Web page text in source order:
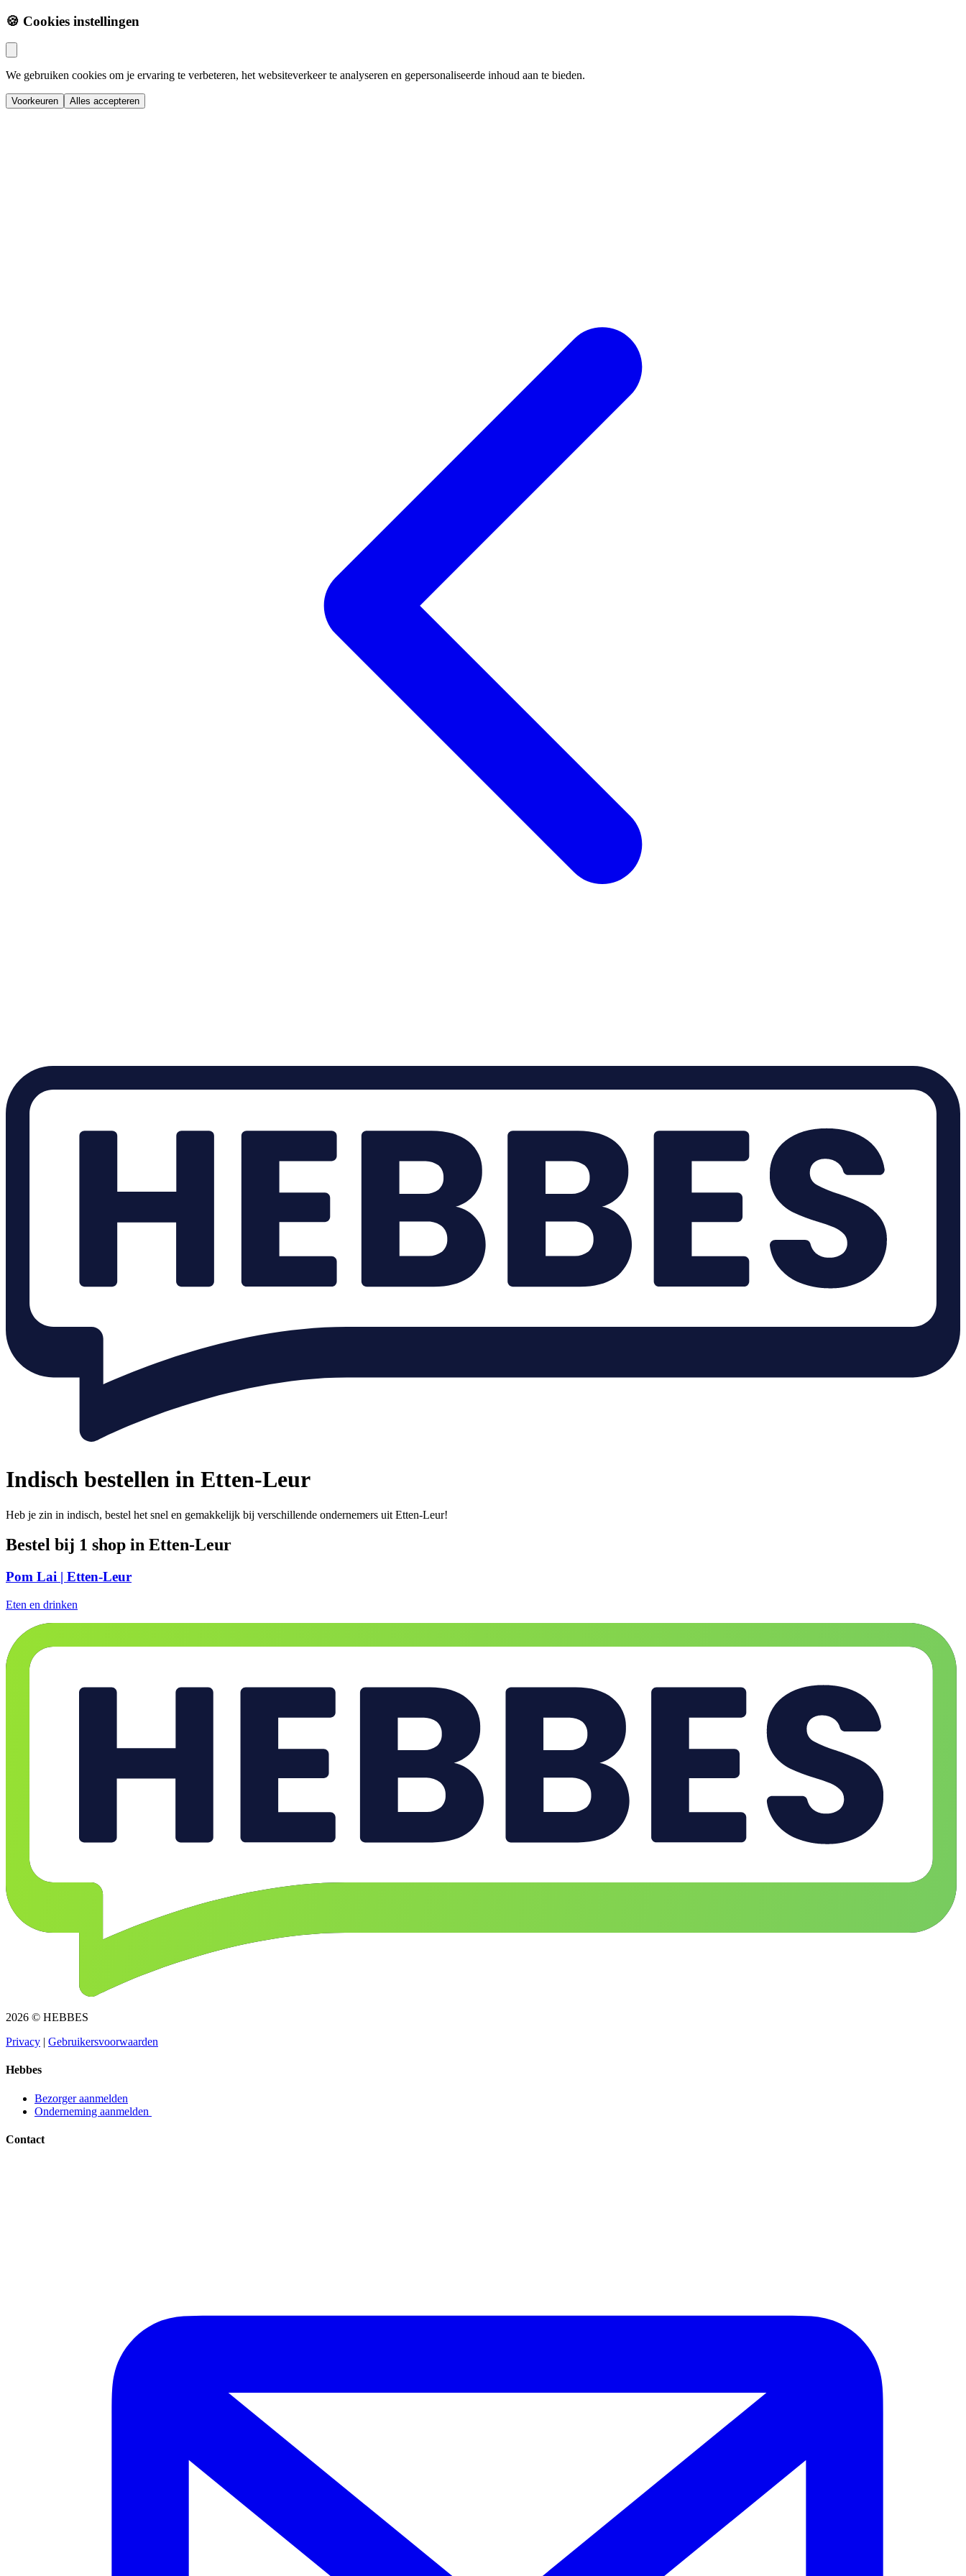
🍪 Cookies instellingen
We gebruiken cookies om je ervaring te verbeteren, het websiteverkeer te analyseren en gepersonaliseerde inhoud aan te bieden.
Voorkeuren Alles accepteren
Indisch bestellen in Etten-Leur
Heb je zin in indisch, bestel het snel en gemakkelijk bij verschillende ondernemers uit Etten-Leur!
Bestel bij 1 shop in Etten-Leur
Pom Lai | Etten-Leur
Eten en drinken
2026 © HEBBES
Privacy​​​​‌ ‍ ​‍​‍‌‍ ‌ ​‍‌‍‍‌‌‍‌ ‌‍‍‌‌‍ ‍​‍​‍​ ‍‍​‍​‍‌ ​ ‌‍​‌‌‍ ‍‌‍‍‌‌ ‌​‌ ‍‌​‍ ‍‌‍‍‌‌‍ ​‍​‍​‍ ​​‍​‍‌‍‍​‌ ​‍‌‍‌‌‌‍‌‍​‍​‍​ ‍‍​‍​‍‌‍‍​‌ ‌​‌ ‌​‌ ​​​ ‍‍​‍ ​‍ ‌‍ ​‌‍ ‌‍​ ‌‍​‌‌‍ ​‌‍‍​‌‍ ‌ ​ ‌ ‌​​ ‍‍​ ​ ​ ​ ​ ​ ​ ​ ​‍ ‌‍‍‌‌‍ ‍‌ ‌​‌‍‌‌‌‍ ‍‌ ‌​​‍ ‌‍‌‌‌‍‌​‌‍‍‌‌ ‌​​‍ ‌‍ ‌‌‍ ‌‍‌​‌‍‌‌​ ‌‌ ​​‌ ​‍‌‍‌‌‌ ​ ‌‍‌‌‌‍ ‍‌ ‌​‌‍​‌‌ ‌​‌‍‍‌‌‍ ‌‍ ‍​ ‍ ‌‍‍‌‌‍‌​​ ‌‌‍‌ ‌‍ ​‌‍ ‌‍​‍‌‍​‌‌‍ ​​ ‍ ‌ ‌​‌ ‍‌‌ ​​‌‍‌‌​ ‌‌‍‌ ‌‍ ​‌‍ ‌‍​‍‌‍​‌‌‍ ​​ ‍ ‌ ​​‌‍​‌‌ ‌​‌‍‍​​ ‌‌‍‌‍‌‍ ‌‍ ‌ ‌​‌‍‌‌‌ ​‍​‍ ‍‌‍ ​‌‍‌‌‌‍‌ ‌‍​‌‌‍ ​​‍‌‌​ ‌‌‌​​‍‌‌ ‌‍‍ ‌‍‌‌‌ ‍‌​‍‌‌​ ​ ‌​‌​​‍‌‌​ ​ ‌​‌​​‍‌‌​ ​‍​ ​‍​ ​‌​ ‍​‌‍‌‌​ ‌‍‌‍‌​‌‍‌‌‌‍‌‌​ ‌‍​ ​ ​ ‍‌​ ‌‌​ ‌​​‍‌‌​ ​‍​ ​‍​‍‌‌​ ‌‌‌​‌​​‍ ‍‌‍ ​‌‍​‌‌‍​‍‌‍‌‌‌‍ ​​ ‌‍​‍‌‍​‌‌ ​ ‌‍‌‌‌‌‌‌‌ ​‍‌‍ ​​ ‌‌‍‍​‌ ‌​‌ ‌​‌ ​​​‍‌‌​ ​ ‌​​‌​‍‌‌​ ​‍‌​‌‍​‍‌‌​ ​‍‌​‌‍‌‍ ​‌‍ ‌‍​ ‌‍​‌‌‍ ​‌‍‍​‌‍ ‌ ​ ‌ ‌​​‍‌‌​ ​ ‌​​‌​ ​ ​ ​ ​ ​ ​ ​ ​‍‌‍‌‍‍‌‌‍‌​​ ‌‌‍‌ ‌‍ ​‌‍ ‌‍​‍‌‍​‌‌‍ ​​‍‌‍‌ ‌​‌ ‍‌‌ ​​‌‍‌‌​ ‌‌‍‌ ‌‍ ​‌‍ ‌‍​‍‌‍​‌‌‍ ​​‍‌‍‌ ​​‌‍​‌‌ ‌​‌‍‍​​ ‌‌‍‌‍‌‍ ‌‍ ‌ ‌​‌‍‌‌‌ ​‍​‍ ‍‌‍ ​‌‍‌‌‌‍‌ ‌‍​‌‌‍ ​​‍‌‌​ ‌‌‌​​‍‌‌ ‌‍‍ ‌‍‌‌‌ ‍‌​‍‌‌​ ​ ‌​‌​​‍‌‌​ ​ ‌​‌​​‍‌‌​ ​‍​ ​‍​ ​‌​ ‍​‌‍‌‌​ ‌‍‌‍‌​‌‍‌‌‌‍‌‌​ ‌‍​ ​ ​ ‍‌​ ‌‌​ ‌​​‍‌‌​ ​‍​ ​‍​‍‌‌​ ‌‌‌​‌​​‍ ‍‌‍ ​‌‍​‌‌‍​‍‌‍‌‌‌‍ ​​‍‌‍‌ ​​‌‍‌‌‌ ​‍‌ ​ ‌ ​​‌‍‌‌‌‍​ ‌ ‌​‌‍‍‌‌ ‌‍‌‍‌‌​ ‌‌ ​​‌ ‌‌‌‍​‍‌‍ ​‌‍‍‌‌ ​ ‌‍‍​‌‍‌‌‌‍‌​​‍​‍‌ ‌ | Gebruikersvoorwaarden​​​​‌ ‍ ​‍​‍‌‍ ‌ ​‍‌‍‍‌‌‍‌ ‌‍‍‌‌‍ ‍​‍​‍​ ‍‍​‍​‍‌ ​ ‌‍​‌‌‍ ‍‌‍‍‌‌ ‌​‌ ‍‌​‍ ‍‌‍‍‌‌‍ ​‍​‍​‍ ​​‍​‍‌‍‍​‌ ​‍‌‍‌‌‌‍‌‍​‍​‍​ ‍‍​‍​‍‌‍‍​‌ ‌​‌ ‌​‌ ​​​ ‍‍​‍ ​‍ ‌‍ ​‌‍ ‌‍​ ‌‍​‌‌‍ ​‌‍‍​‌‍ ‌ ​ ‌ ‌​​ ‍‍​ ​ ​ ​ ​ ​ ​ ​ ​‍ ‌‍‍‌‌‍ ‍‌ ‌​‌‍‌‌‌‍ ‍‌ ‌​​‍ ‌‍‌‌‌‍‌​‌‍‍‌‌ ‌​​‍ ‌‍ ‌‌‍ ‌‍‌​‌‍‌‌​ ‌‌ ​​‌ ​‍‌‍‌‌‌ ​ ‌‍‌‌‌‍ ‍‌ ‌​‌‍​‌‌ ‌​‌‍‍‌‌‍ ‌‍ ‍​ ‍ ‌‍‍‌‌‍‌​​ ‌‌‍‌ ‌‍ ​‌‍ ‌‍​‍‌‍​‌‌‍ ​​ ‍ ‌ ‌​‌ ‍‌‌ ​​‌‍‌‌​ ‌‌‍‌ ‌‍ ​‌‍ ‌‍​‍‌‍​‌‌‍ ​​ ‍ ‌ ​​‌‍​‌‌ ‌​‌‍‍​​ ‌‌‍‌‍‌‍ ‌‍ ‌ ‌​‌‍‌‌‌ ​‍​‍ ‍‌‍ ​‌‍‌‌‌‍‌ ‌‍​‌‌‍ ​​‍‌‌​ ‌‌‌​​‍‌‌ ‌‍‍ ‌‍‌‌‌ ‍‌​‍‌‌​ ​ ‌​‌​​‍‌‌​ ​ ‌​‌​​‍‌‌​ ​‍​ ​‍​ ​​‌‍​ ‌‍‌‍​ ‌‍​ ‌​‌‍‌​​ ​ ‌‍‌‌​ ​ ​ ​‌​ ‍‌​ ​‍​‍‌‌​ ​‍​ ​‍​‍‌‌​ ‌‌‌​‌​​‍ ‍‌‍ ​‌‍​‌‌‍​‍‌‍‌‌‌‍ ​​ ‌‍​‍‌‍​‌‌ ​ ‌‍‌‌‌‌‌‌‌ ​‍‌‍ ​​ ‌‌‍‍​‌ ‌​‌ ‌​‌ ​​​‍‌‌​ ​ ‌​​‌​‍‌‌​ ​‍‌​‌‍​‍‌‌​ ​‍‌​‌‍‌‍ ​‌‍ ‌‍​ ‌‍​‌‌‍ ​‌‍‍​‌‍ ‌ ​ ‌ ‌​​‍‌‌​ ​ ‌​​‌​ ​ ​ ​ ​ ​ ​ ​ ​‍‌‍‌‍‍‌‌‍‌​​ ‌‌‍‌ ‌‍ ​‌‍ ‌‍​‍‌‍​‌‌‍ ​​‍‌‍‌ ‌​‌ ‍‌‌ ​​‌‍‌‌​ ‌‌‍‌ ‌‍ ​‌‍ ‌‍​‍‌‍​‌‌‍ ​​‍‌‍‌ ​​‌‍​‌‌ ‌​‌‍‍​​ ‌‌‍‌‍‌‍ ‌‍ ‌ ‌​‌‍‌‌‌ ​‍​‍ ‍‌‍ ​‌‍‌‌‌‍‌ ‌‍​‌‌‍ ​​‍‌‌​ ‌‌‌​​‍‌‌ ‌‍‍ ‌‍‌‌‌ ‍‌​‍‌‌​ ​ ‌​‌​​‍‌‌​ ​ ‌​‌​​‍‌‌​ ​‍​ ​‍​ ​​‌‍​ ‌‍‌‍​ ‌‍​ ‌​‌‍‌​​ ​ ‌‍‌‌​ ​ ​ ​‌​ ‍‌​ ​‍​‍‌‌​ ​‍​ ​‍​‍‌‌​ ‌‌‌​‌​​‍ ‍‌‍ ​‌‍​‌‌‍​‍‌‍‌‌‌‍ ​​‍‌‍‌ ​​‌‍‌‌‌ ​‍‌ ​ ‌ ​​‌‍‌‌‌‍​ ‌ ‌​‌‍‍‌‌ ‌‍‌‍‌‌​ ‌‌ ​​‌ ‌‌‌‍​‍‌‍ ​‌‍‍‌‌ ​ ‌‍‍​‌‍‌‌‌‍‌​​‍​‍‌ ‌
Hebbes
Bezorger aanmelden​​​​‌ ‍ ​‍​‍‌‍ ‌ ​‍‌‍‍‌‌‍‌ ‌‍‍‌‌‍ ‍​‍​‍​ ‍‍​‍​‍‌ ​ ‌‍​‌‌‍ ‍‌‍‍‌‌ ‌​‌ ‍‌​‍ ‍‌‍‍‌‌‍ ​‍​‍​‍ ​​‍​‍‌‍‍​‌ ​‍‌‍‌‌‌‍‌‍​‍​‍​ ‍‍​‍​‍‌‍‍​‌ ‌​‌ ‌​‌ ​​​ ‍‍​‍ ​‍ ‌‍ ​‌‍ ‌‍​ ‌‍​‌‌‍ ​‌‍‍​‌‍ ‌ ​ ‌ ‌​​ ‍‍​ ​ ​ ​ ​ ​ ​ ​ ​‍ ‌‍‍‌‌‍ ‍‌ ‌​‌‍‌‌‌‍ ‍‌ ‌​​‍ ‌‍‌‌‌‍‌​‌‍‍‌‌ ‌​​‍ ‌‍ ‌‌‍ ‌‍‌​‌‍‌‌​ ‌‌ ​​‌ ​‍‌‍‌‌‌ ​ ‌‍‌‌‌‍ ‍‌ ‌​‌‍​‌‌ ‌​‌‍‍‌‌‍ ‌‍ ‍​ ‍ ‌‍‍‌‌‍‌​​ ‌‌‍‌ ‌‍ ​‌‍ ‌‍​‍‌‍​‌‌‍ ​​ ‍ ‌ ‌​‌ ‍‌‌ ​​‌‍‌‌​ ‌‌‍‌ ‌‍ ​‌‍ ‌‍​‍‌‍​‌‌‍ ​​ ‍ ‌ ​​‌‍​‌‌ ‌​‌‍‍​​ ‌‌‍‌‍‌‍ ‌‍ ‌ ‌​‌‍‌‌‌ ​‍​‍ ‍‌ ​​‌‍​‌‌‍‌ ‌‍‌‌‌ ​ ​‍‌‌​ ‌‌‌​​‍‌‌ ‌‍‍ ‌‍‌‌‌ ‍‌​‍‌‌​ ​ ‌​‌​​‍‌‌​ ​ ‌​‌​​‍‌‌​ ​‍​ ​‍​ ‌ ​ ​‌‌‍​‍‌‍​ ​ ‌‌​ ‌ ​ ​‌​ ​‍​ ‌​​ ​​‌‍‌‌​ ‍‌​‍‌‌​ ​‍​ ​‍​‍‌‌​ ‌‌‌​‌​​‍ ‍‌‍ ​‌‍​‌‌‍​‍‌‍‌‌‌‍ ​​ ‌‍​‍‌‍​‌‌ ​ ‌‍‌‌‌‌‌‌‌ ​‍‌‍ ​​ ‌‌‍‍​‌ ‌​‌ ‌​‌ ​​​‍‌‌​ ​ ‌​​‌​‍‌‌​ ​‍‌​‌‍​‍‌‌​ ​‍‌​‌‍‌‍ ​‌‍ ‌‍​ ‌‍​‌‌‍ ​‌‍‍​‌‍ ‌ ​ ‌ ‌​​‍‌‌​ ​ ‌​​‌​ ​ ​ ​ ​ ​ ​ ​ ​‍‌‍‌‍‍‌‌‍‌​​ ‌‌‍‌ ‌‍ ​‌‍ ‌‍​‍‌‍​‌‌‍ ​​‍‌‍‌ ‌​‌ ‍‌‌ ​​‌‍‌‌​ ‌‌‍‌ ‌‍ ​‌‍ ‌‍​‍‌‍​‌‌‍ ​​‍‌‍‌ ​​‌‍​‌‌ ‌​‌‍‍​​ ‌‌‍‌‍‌‍ ‌‍ ‌ ‌​‌‍‌‌‌ ​‍​‍ ‍‌ ​​‌‍​‌‌‍‌ ‌‍‌‌‌ ​ ​‍‌‌​ ‌‌‌​​‍‌‌ ‌‍‍ ‌‍‌‌‌ ‍‌​‍‌‌​ ​ ‌​‌​​‍‌‌​ ​ ‌​‌​​‍‌‌​ ​‍​ ​‍​ ‌ ​ ​‌‌‍​‍‌‍​ ​ ‌‌​ ‌ ​ ​‌​ ​‍​ ‌​​ ​​‌‍‌‌​ ‍‌​‍‌‌​ ​‍​ ​‍​‍‌‌​ ‌‌‌​‌​​‍ ‍‌‍ ​‌‍​‌‌‍​‍‌‍‌‌‌‍ ​​‍‌‍‌ ​​‌‍‌‌‌ ​‍‌ ​ ‌ ​​‌‍‌‌‌‍​ ‌ ‌​‌‍‍‌‌ ‌‍‌‍‌‌​ ‌‌ ​​‌ ‌‌‌‍​‍‌‍ ​‌‍‍‌‌ ​ ‌‍‍​‌‍‌‌‌‍‌​​‍​‍‌ ‌
Onderneming aanmelden ​​​​‌ ‍ ​‍​‍‌‍ ‌ ​‍‌‍‍‌‌‍‌ ‌‍‍‌‌‍ ‍​‍​‍​ ‍‍​‍​‍‌ ​ ‌‍​‌‌‍ ‍‌‍‍‌‌ ‌​‌ ‍‌​‍ ‍‌‍‍‌‌‍ ​‍​‍​‍ ​​‍​‍‌‍‍​‌ ​‍‌‍‌‌‌‍‌‍​‍​‍​ ‍‍​‍​‍‌‍‍​‌ ‌​‌ ‌​‌ ​​​ ‍‍​‍ ​‍ ‌‍ ​‌‍ ‌‍​ ‌‍​‌‌‍ ​‌‍‍​‌‍ ‌ ​ ‌ ‌​​ ‍‍​ ​ ​ ​ ​ ​ ​ ​ ​‍ ‌‍‍‌‌‍ ‍‌ ‌​‌‍‌‌‌‍ ‍‌ ‌​​‍ ‌‍‌‌‌‍‌​‌‍‍‌‌ ‌​​‍ ‌‍ ‌‌‍ ‌‍‌​‌‍‌‌​ ‌‌ ​​‌ ​‍‌‍‌‌‌ ​ ‌‍‌‌‌‍ ‍‌ ‌​‌‍​‌‌ ‌​‌‍‍‌‌‍ ‌‍ ‍​ ‍ ‌‍‍‌‌‍‌​​ ‌‌‍‌ ‌‍ ​‌‍ ‌‍​‍‌‍​‌‌‍ ​​ ‍ ‌ ‌​‌ ‍‌‌ ​​‌‍‌‌​ ‌‌‍‌ ‌‍ ​‌‍ ‌‍​‍‌‍​‌‌‍ ​​ ‍ ‌ ​​‌‍​‌‌ ‌​‌‍‍​​ ‌‌‍‌‍‌‍ ‌‍ ‌ ‌​‌‍‌‌‌ ​‍​‍ ‍‌ ​​‌‍​‌‌‍‌ ‌‍‌‌‌ ​ ​‍‌‌​ ‌‌‌​​‍‌‌ ‌‍‍ ‌‍‌‌‌ ‍‌​‍‌‌​ ​ ‌​‌​​‍‌‌​ ​ ‌​‌​​‍‌‌​ ​‍​ ​‍​ ‌ ​ ‌ ​ ‍‌​ ​ ​ ​‌‌‍​ ‌‍​‌​ ‌‍​ ​‌‌‍​‍​ ‌‍‌‍​ ​‍‌‌​ ​‍​ ​‍​‍‌‌​ ‌‌‌​‌​​‍ ‍‌‍ ​‌‍​‌‌‍​‍‌‍‌‌‌‍ ​​ ‌‍​‍‌‍​‌‌ ​ ‌‍‌‌‌‌‌‌‌ ​‍‌‍ ​​ ‌‌‍‍​‌ ‌​‌ ‌​‌ ​​​‍‌‌​ ​ ‌​​‌​‍‌‌​ ​‍‌​‌‍​‍‌‌​ ​‍‌​‌‍‌‍ ​‌‍ ‌‍​ ‌‍​‌‌‍ ​‌‍‍​‌‍ ‌ ​ ‌ ‌​​‍‌‌​ ​ ‌​​‌​ ​ ​ ​ ​ ​ ​ ​ ​‍‌‍‌‍‍‌‌‍‌​​ ‌‌‍‌ ‌‍ ​‌‍ ‌‍​‍‌‍​‌‌‍ ​​‍‌‍‌ ‌​‌ ‍‌‌ ​​‌‍‌‌​ ‌‌‍‌ ‌‍ ​‌‍ ‌‍​‍‌‍​‌‌‍ ​​‍‌‍‌ ​​‌‍​‌‌ ‌​‌‍‍​​ ‌‌‍‌‍‌‍ ‌‍ ‌ ‌​‌‍‌‌‌ ​‍​‍ ‍‌ ​​‌‍​‌‌‍‌ ‌‍‌‌‌ ​ ​‍‌‌​ ‌‌‌​​‍‌‌ ‌‍‍ ‌‍‌‌‌ ‍‌​‍‌‌​ ​ ‌​‌​​‍‌‌​ ​ ‌​‌​​‍‌‌​ ​‍​ ​‍​ ‌ ​ ‌ ​ ‍‌​ ​ ​ ​‌‌‍​ ‌‍​‌​ ‌‍​ ​‌‌‍​‍​ ‌‍‌‍​ ​‍‌‌​ ​‍​ ​‍​‍‌‌​ ‌‌‌​‌​​‍ ‍‌‍ ​‌‍​‌‌‍​‍‌‍‌‌‌‍ ​​‍‌‍‌ ​​‌‍‌‌‌ ​‍‌ ​ ‌ ​​‌‍‌‌‌‍​ ‌ ‌​‌‍‍‌‌ ‌‍‌‍‌‌​ ‌‌ ​​‌ ‌‌‌‍​‍‌‍ ​‌‍‍‌‌ ​ ‌‍‍​‌‍‌‌‌‍‌​​‍​‍‌ ‌
Contact